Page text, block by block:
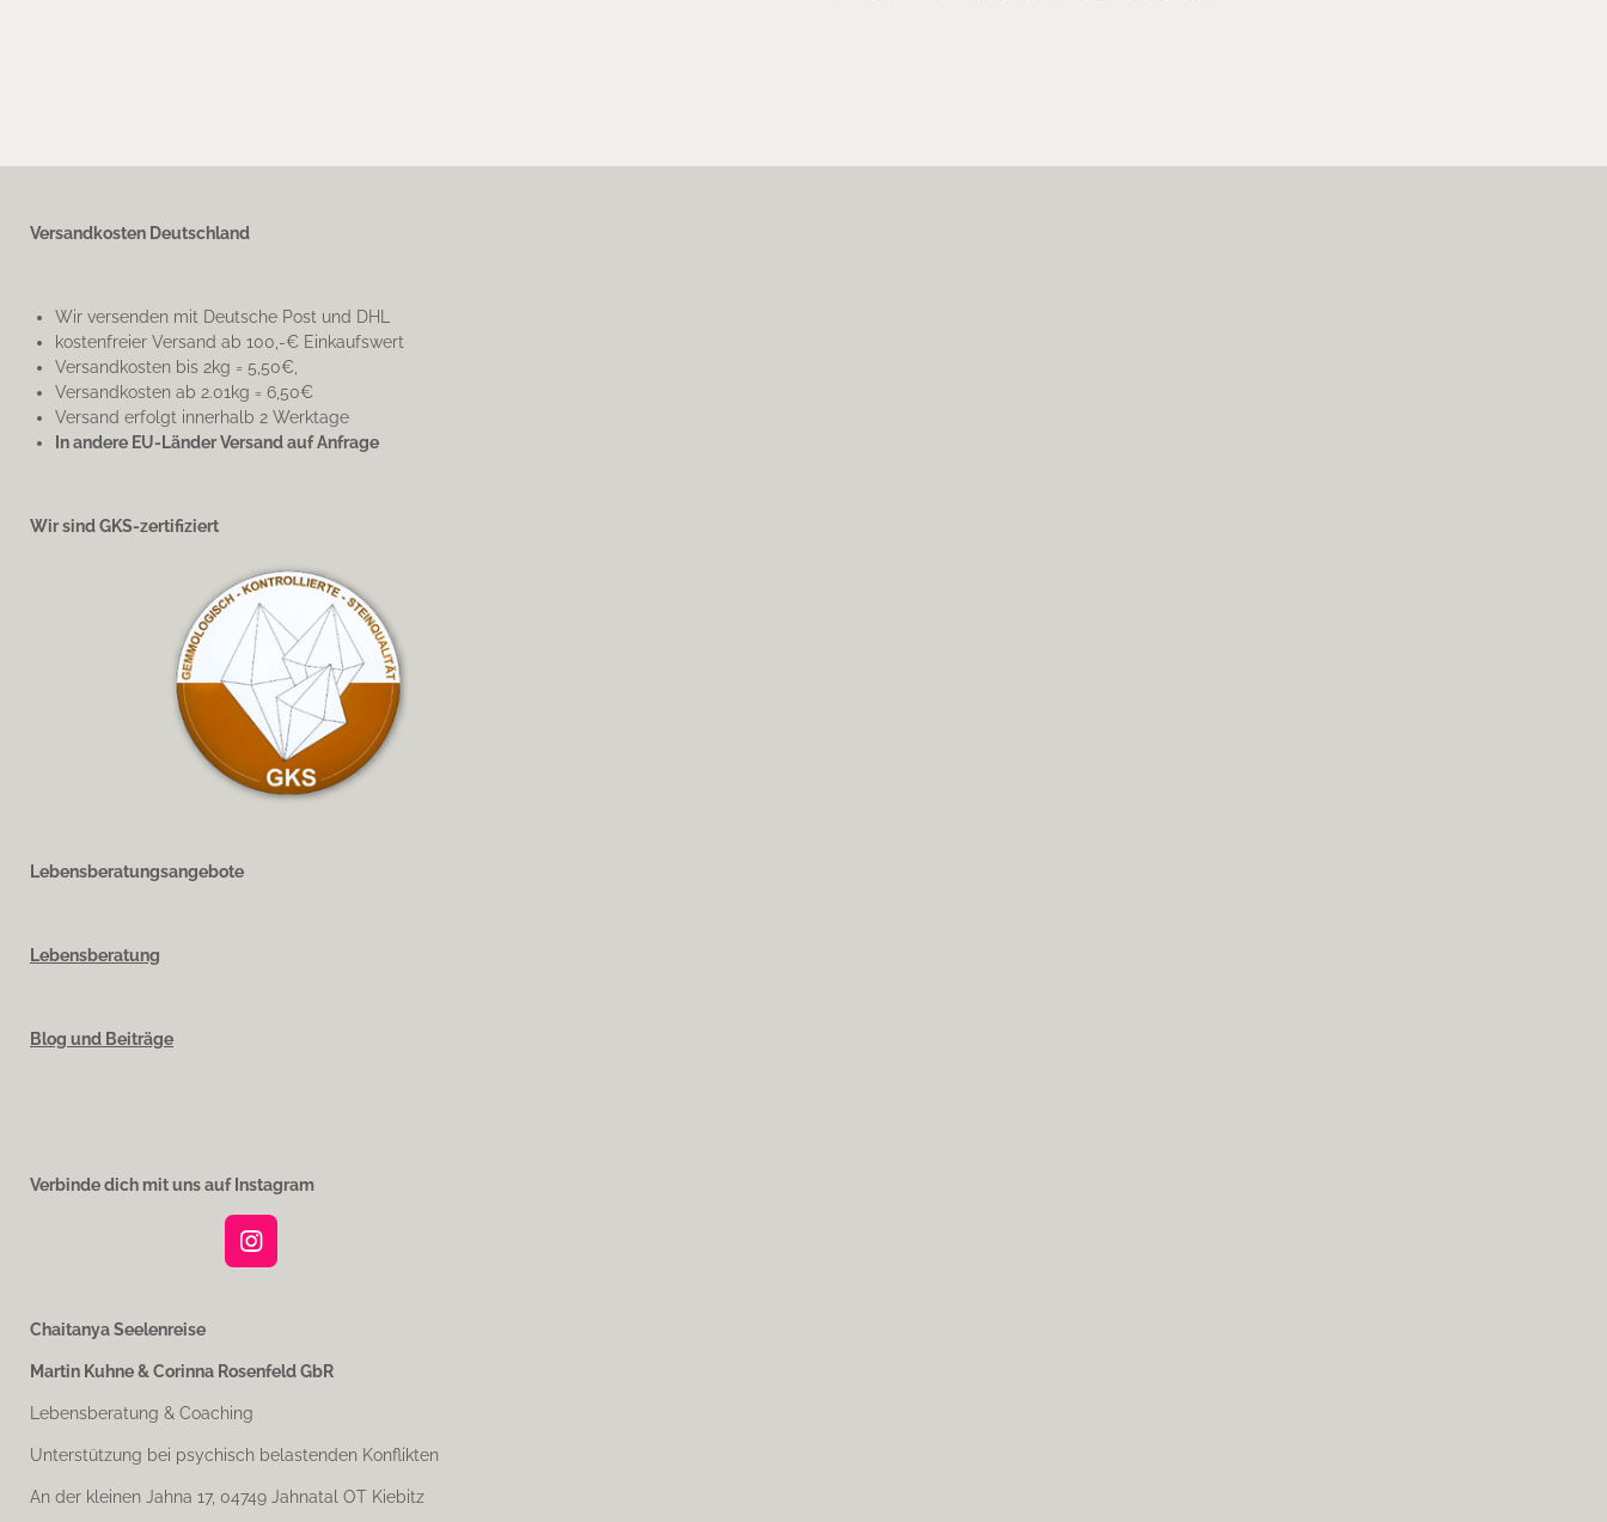
Versandkosten Deutschland
Wir versenden mit Deutsche Post und DHL
kostenfreier Versand ab 100,-€ Einkaufswert
Versandkosten bis 2kg = 5,50€,
Versandkosten ab 2.01kg = 6,50€
Versand erfolgt innerhalb 2 Werktage
In andere EU-Länder Versand auf Anfrage
Wir sind GKS-zertifiziert
Lebensberatungsangebote
Lebensberatung
Blog und Beiträge
Verbinde dich mit uns auf Instagram
I
g
a
m
Chaitanya Seelenreise
Martin Kuhne & Corinna Rosenfeld GbR
Lebensberatung & Coaching
Unterstützung bei psychisch belastenden Konflikten
An der kleinen Jahna 17, 04749 Jahnatal OT Kiebitz